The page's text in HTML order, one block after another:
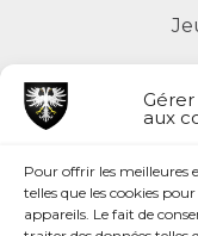
aux
Pour offrir les meilleures
telles que les cookies
appareils. Le fait de